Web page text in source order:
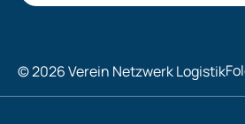
© 2026 Verein Netzwerk Logistik